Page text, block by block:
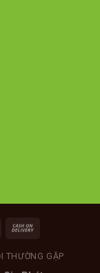
THƯỜNG GẶP